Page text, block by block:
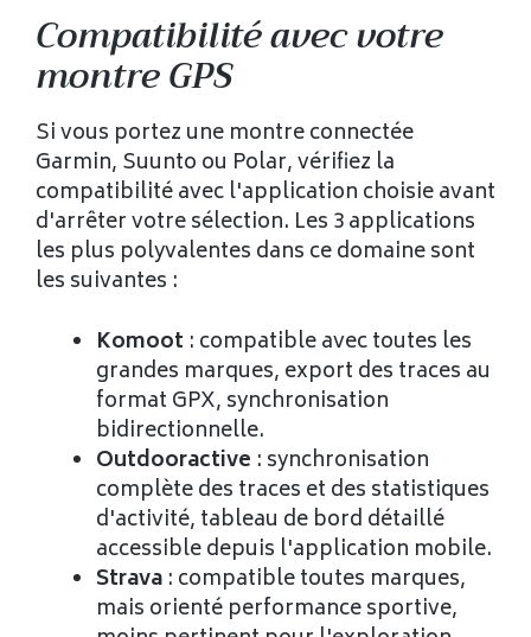
Compatibilité avec votre
montre GPS
Si vous portez une montre connectée
Garmin, Suunto ou Polar, vérifiez la
compatibilité avec l'application choisie avant
d'arrêter votre sélection. Les 3 applications
les plus polyvalentes dans ce domaine sont
les suivantes :
Komoot : compatible avec toutes les
grandes marques, export des traces au
format GPX, synchronisation
bidirectionnelle.
Outdooractive : synchronisation
complète des traces et des statistiques
d'activité, tableau de bord détaillé
accessible depuis l'application mobile.
Strava : compatible toutes marques,
mais orienté performance sportive,